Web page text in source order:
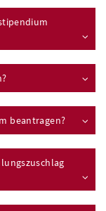
beantragen?